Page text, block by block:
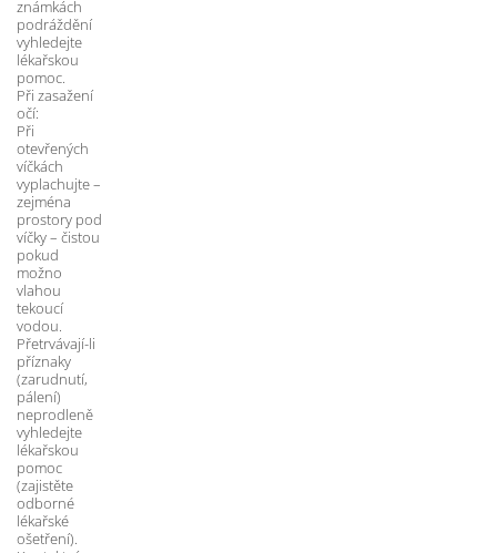
známkách
podráždění
vyhledejte
lékařskou
pomoc.
Při zasažení
očí:
Při
otevřených
víčkách
vyplachujte –
zejména
prostory pod
víčky – čistou
pokud
možno
vlahou
tekoucí
vodou.
Přetrvávají-li
příznaky
(zarudnutí,
pálení)
neprodleně
vyhledejte
lékařskou
pomoc
(zajistěte
odborné
lékařské
ošetření).